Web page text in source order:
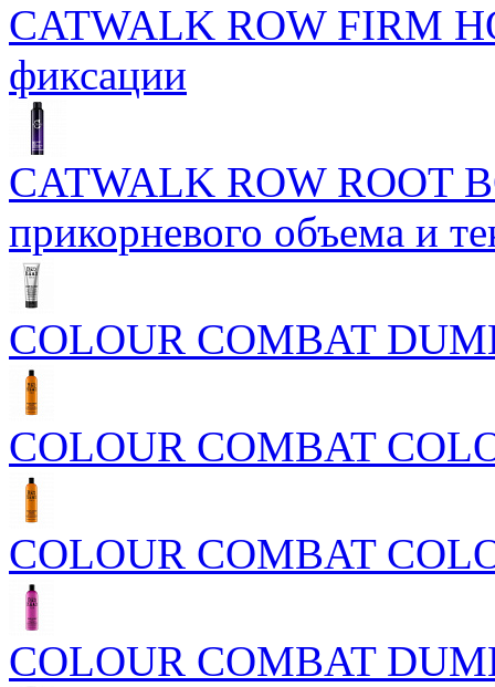
CATWALK ROW FIRM
фиксации
CATWALK ROW ROOT
прикорневого объема и
COLOUR COMBAT
COLOUR COMBAT
COLOUR COMBAT
COLOUR COMBAT